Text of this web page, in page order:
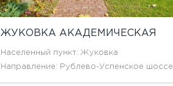
ЖУКОВКА АКАДЕМИЧЕСКАЯ
Населенный пункт: Жуковка
Направление: Рублево-Успенское шоссе